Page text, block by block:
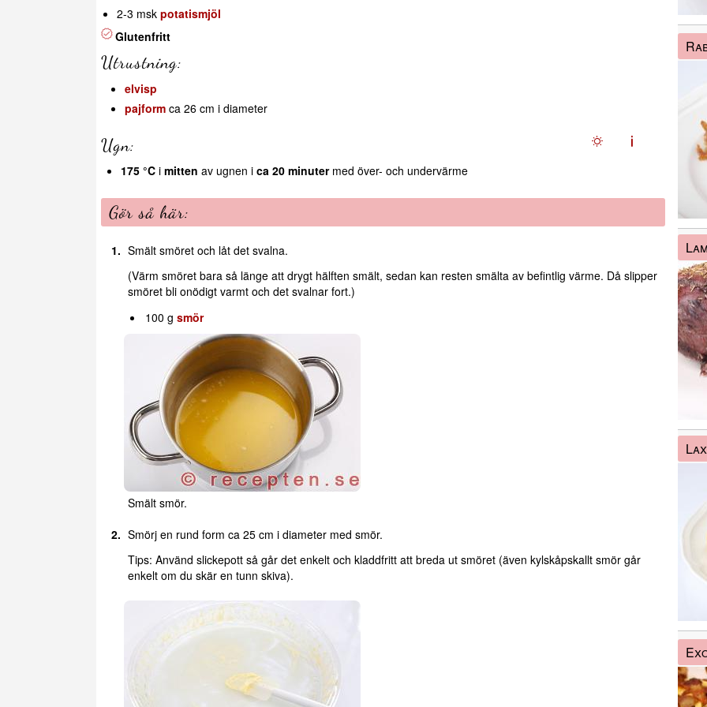
2-3 msk potatismjöl
Glutenfritt
Utrustning:
elvisp
pajform ca 26 cm i diameter
Ugn:
175 °C i mitten av ugnen i ca 20 minutermed över- och undervärme
Gör så här:
Smält smöret och låt det svalna.
(Värm smöret bara så länge att drygt hälften smält, sedan kan resten smälta av befintlig värme. Då slipper
smöret bli onödigt varmt och det svalnar fort.)
100 gsmör
Smält smör.
Smörj en rund form ca 25 cm i diameter med smör.
Tips: Använd slickepott så går det enkelt och kladdfritt att breda ut smöret (även kylskåpskallt smör går
enkelt om du skär en tunn skiva).